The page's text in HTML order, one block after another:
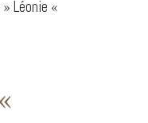
Léonie «